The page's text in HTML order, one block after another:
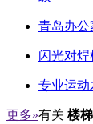
青岛办公
闪光对
专业运动
更多»有关 楼